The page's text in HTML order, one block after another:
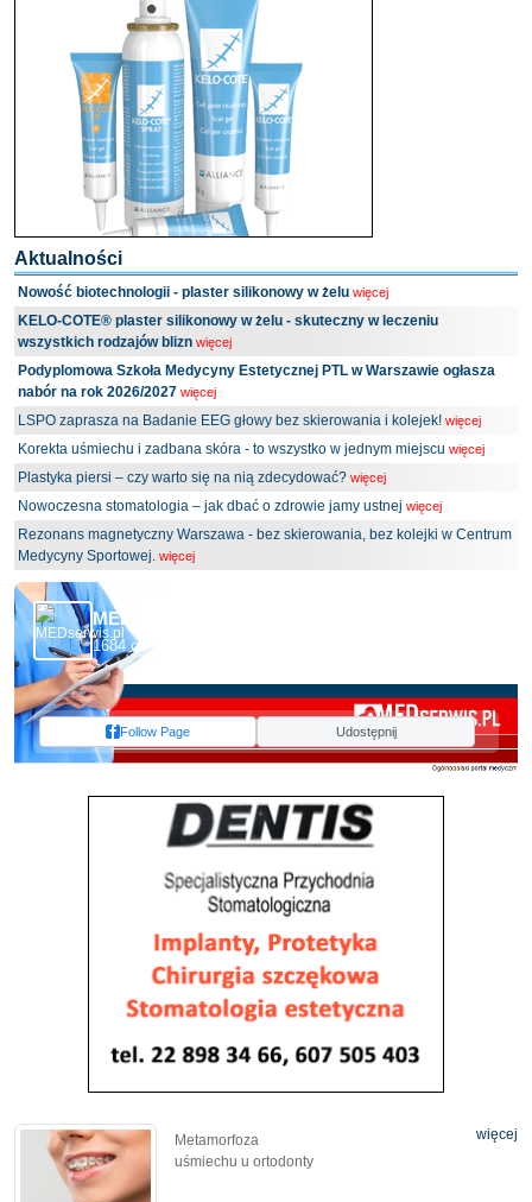
Aktualności
Nowość biotechnologii - plaster silikonowy w żelu więcej
KELO-COTE® plaster silikonowy w żelu - skuteczny w leczeniu
wszystkich rodzajów blizn więcej
Podyplomowa Szkoła Medycyny Estetycznej PTL w Warszawie ogłasza
nabór na rok 2026/2027 więcej
LSPO zaprasza na Badanie EEG głowy bez skierowania i kolejek! więcej
Korekta uśmiechu i zadbana skóra - to wszystko w jednym miejscu więcej
Plastyka piersi – czy warto się na nią zdecydować? więcej
Nowoczesna stomatologia – jak dbać o zdrowie jamy ustnej więcej
Rezonans magnetyczny Warszawa - bez skierowania, bez kolejki w Centrum
Medycyny Sportowej. więcej
MEDserwis.pl - Ogólnopolski Portal Medyczny
1684 obserwujących
Follow Page Udostępnij
Metamorfoza
uśmiechu u ortodonty
więcej